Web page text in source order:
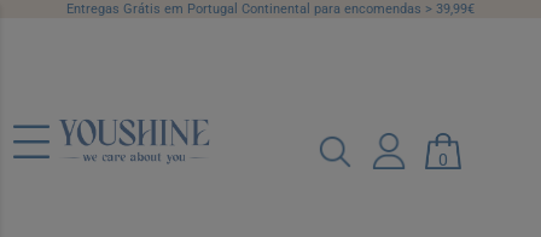
Entregas Grátis em Portugal Continental para encomendas > 39,99€
0
A-Derma Cutalgan Roll-On Pocket 10